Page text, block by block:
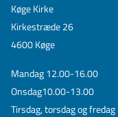
Køge Kirke
Kirkestræde 26
4600 Køge
Mandag 12.00-16.00
Onsdag10.00-13.00
Tirsdag, torsdag og